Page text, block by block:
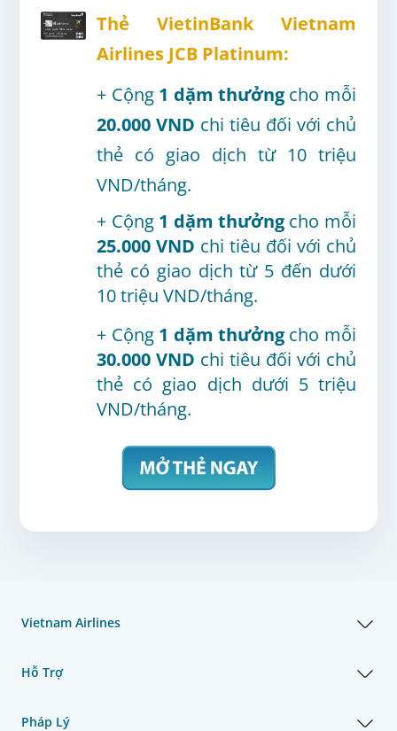
Thẻ VietinBank Vietnam
Airlines JCB Platinum:
+ Cộng 1 dặm thưởngcho mỗi
20.000 VND chi tiêu đối với chủ
thẻ có giao dịch từ 10 triệu
VND/tháng.
+ Cộng 1 dặm thưởngcho mỗi
25.000 VND chi tiêu đối với chủ
thẻ có giao dịch từ 5 đến dưới
10 triệu VND/tháng.
+ Cộng 1 dặm thưởngcho mỗi
30.000 VND chi tiêu đối với chủ
thẻ có giao dịch dưới 5 triệu
VND/tháng.
Vietnam Airlines
Hỗ Trợ
Pháp Lý